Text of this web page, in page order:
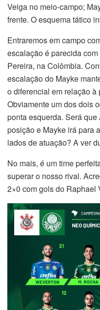
Veiga no meio-campo;
frente. O esquema tático
Entraremos em campo
escalação é parecida
Pereira, na Colômbia.
escalação do Mayke
o diferencial em relação à
Obviamente um dos dois
ponta esquerda. Será
posição e Mayke irá para
lados de atuação? A ver
No mais, é um time
superar o nosso rival.
2×0 com gols do Raphael